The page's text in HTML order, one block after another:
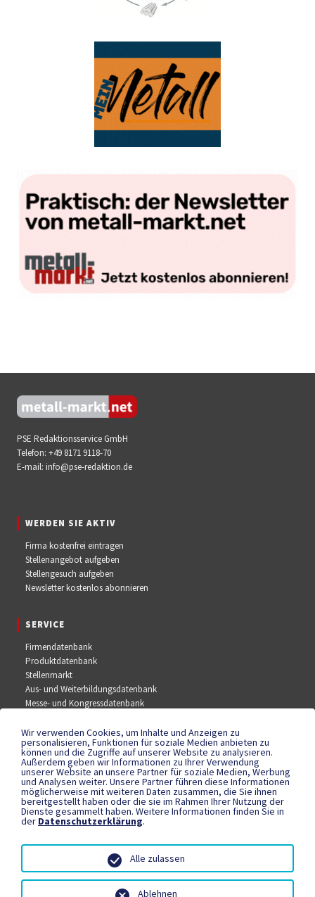
PSE Redaktionsservice GmbH
Telefon: +49 8171 9118-70
E-mail: info@pse-redaktion.de
WERDEN SIE AKTIV
Firma kostenfrei eintragen
Stellenangebot aufgeben
Stellengesuch aufgeben
Newsletter kostenlos abonnieren
SERVICE
Firmendatenbank
Produktdatenbank
Stellenmarkt
Aus- und Weiterbildungsdatenbank
Messe- und Kongressdatenbank
SOCIAL MEDIA
Facebook
YouTube
Instagram
RECHTLICHES
Datenschutzerklärung
Teilnahmebedingungen
Impressum
Wir verwenden Cookies, um Inhalte und Anzeigen zu
personalisieren, Funktionen für soziale Medien anbieten zu
können und die Zugriffe auf unserer Website zu analysieren.
Außerdem geben wir Informationen zu Ihrer Verwendung
unserer Website an unsere Partner für soziale Medien, Werbung
und Analysen weiter. Unsere Partner führen diese Informationen
möglicherweise mit weiteren Daten zusammen, die Sie ihnen
bereitgestellt haben oder die sie im Rahmen Ihrer Nutzung der
Dienste gesammelt haben. Weitere Informationen finden Sie in
der Datenschutzerklärung.
Ablehnen
Alle zulassen